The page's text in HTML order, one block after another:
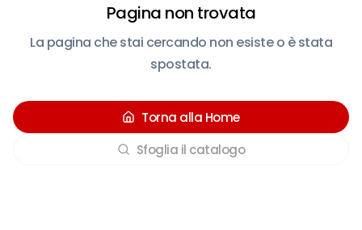
Pagina non trovata
La pagina che stai cercando non esiste o è stata
spostata.
Torna alla Home
Sfoglia il catalogo